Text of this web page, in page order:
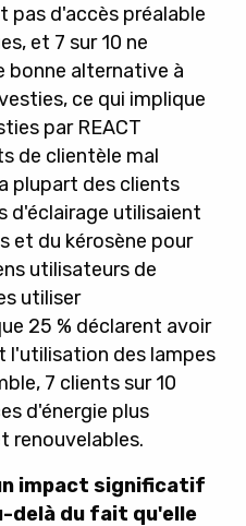
pas d'accès préalable
et 7 sur 10 ne
bonne alternative à
ce qui implique
par REACT
de clientèle mal
plupart des clients
d'éclairage utilisaient
et du kérosène pour
utilisateurs de
utiliser
25 % déclarent avoir
l'utilisation des lampes
7 clients sur 10
d'énergie plus
renouvelables.
impact significatif
delà du fait qu'elle